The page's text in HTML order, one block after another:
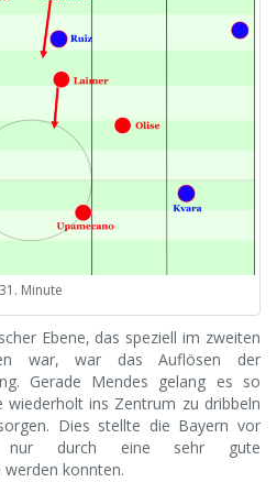
31. Minute
Ebene, das speziell im zweiten
war, war das Auflösen der
Gerade Mendes gelang es so
wiederholt ins Zentrum zu dribbeln
Dies stellte die Bayern vor
nur durch eine sehr gute
werden konnten.